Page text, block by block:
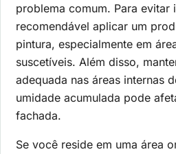
problema comum. Para evitar
recomendável aplicar um
pintura, especialmente em
suscetíveis. Além disso,
adequada nas áreas internas
umidade acumulada pode
fachada.
Se você reside em uma área